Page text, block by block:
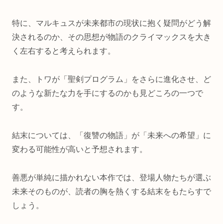
特に、マルキュスが未来都市の現状に抱く疑問がどう解
決されるのか、その思想が物語のクライマックスを大き
く左右すると考えられます。
また、トワが「聖剣プログラム」をさらに進化させ、ど
のような新たな力を手にするのかも見どころの一つで
す。
結末については、「復讐の物語」が「未来への希望」に
変わる可能性が高いと予想されます。
善悪が単純に描かれない本作では、登場人物たちが選ぶ
未来そのものが、読者の胸を熱くする結末をもたらすで
しょう。